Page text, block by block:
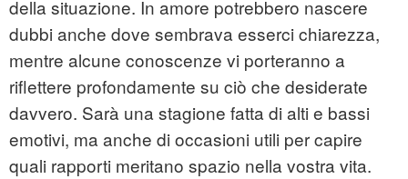
della situazione. In amore potrebbero nascere
dubbi anche dove sembrava esserci chiarezza,
mentre alcune conoscenze vi porteranno a
riflettere profondamente su ciò che desiderate
davvero. Sarà una stagione fatta di alti e bassi
emotivi, ma anche di occasioni utili per capire
quali rapporti meritano spazio nella vostra vita.